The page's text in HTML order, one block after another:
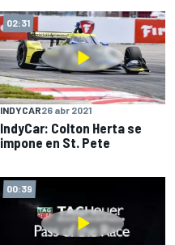
02:31
INDYCAR26 abr 2021
IndyCar: Colton Herta se
impone en St. Pete
00:39